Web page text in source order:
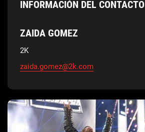
INFORMACIÓN DEL CONTACTO
ZAIDA GOMEZ
2K
zaida.gomez@2k.com